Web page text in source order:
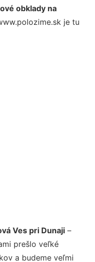
obklady na
je tu
Ves pri Dunaji –
prešlo veľké
a budeme veľmi